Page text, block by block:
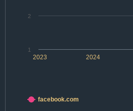
2024
2023
1
2
facebook.com